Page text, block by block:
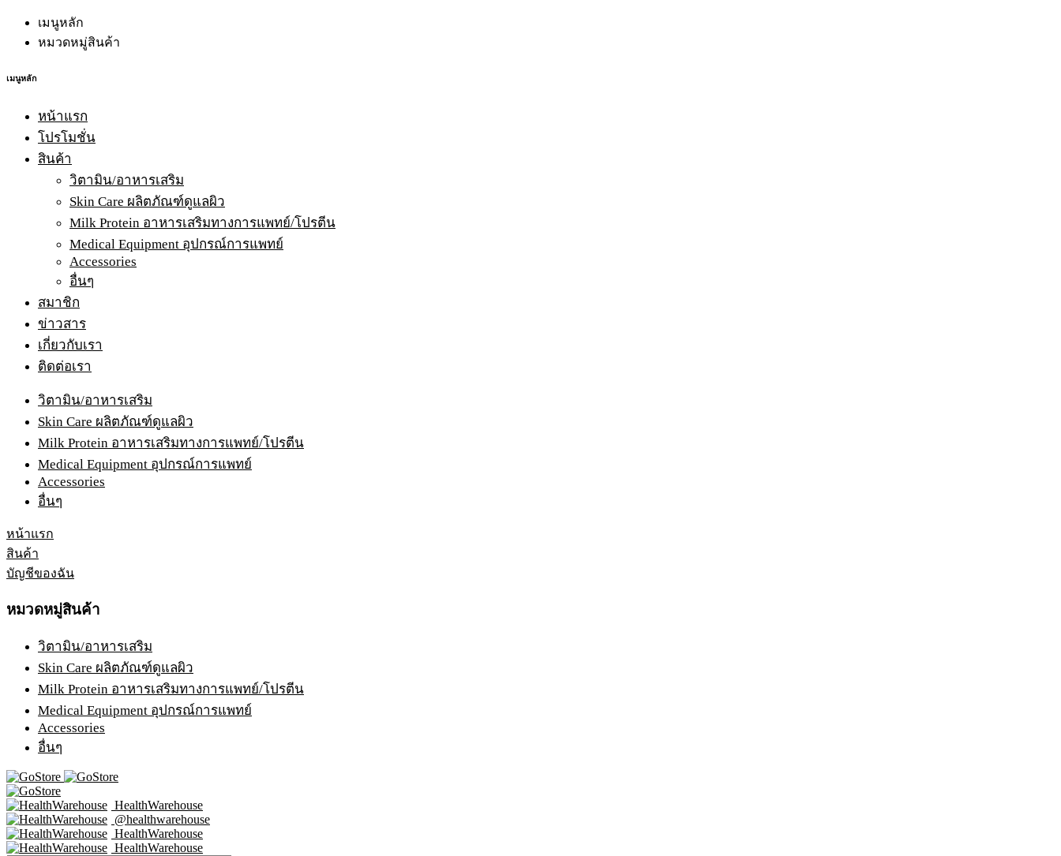
เมนูหลัก
หมวดหมู่สินค้า
เมนูหลัก
หน้าแรก
โปรโมชั่น
สินค้า
วิตามิน/อาหารเสริม
Skin Care ผลิตภัณฑ์ดูแลผิว
Milk Protein อาหารเสริมทางการแพทย์/โปรตีน
Medical Equipment อุปกรณ์การแพทย์
Accessories
อื่นๆ
สมาชิก
ข่าวสาร
เกี่ยวกับเรา
ติดต่อเรา
วิตามิน/อาหารเสริม
Skin Care ผลิตภัณฑ์ดูแลผิว
Milk Protein อาหารเสริมทางการแพทย์/โปรตีน
Medical Equipment อุปกรณ์การแพทย์
Accessories
อื่นๆ
หน้าแรก
สินค้า
บัญชีของฉัน
หมวดหมู่สินค้า
วิตามิน/อาหารเสริม
Skin Care ผลิตภัณฑ์ดูแลผิว
Milk Protein อาหารเสริมทางการแพทย์/โปรตีน
Medical Equipment อุปกรณ์การแพทย์
Accessories
อื่นๆ
HealthWarehouse
@healthwarehouse
HealthWarehouse
HealthWarehouse